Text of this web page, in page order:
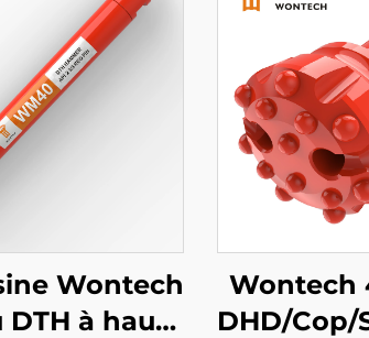
Wontech
à haute
Wontech
DHD/Cop/